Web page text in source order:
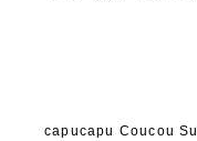
capucapu Coucou